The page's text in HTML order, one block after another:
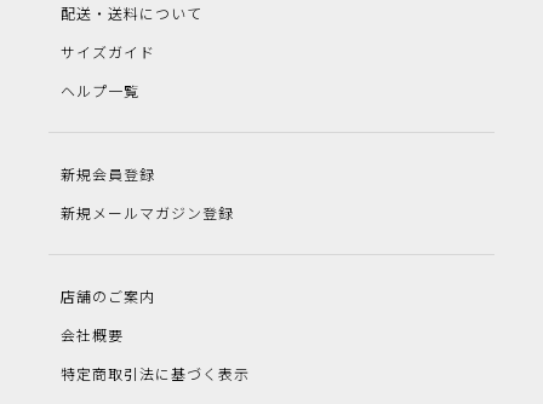
配送・送料について
サイズガイド
ヘルプ一覧
新規会員登録
新規メールマガジン登録
店舗のご案内
会社概要
特定商取引法に基づく表示